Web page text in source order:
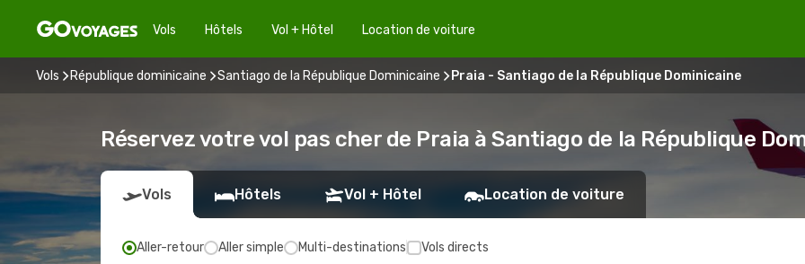
Vols Hôtels Vol + Hôtel Location de voiture
Vols République dominicaine Santiago de la République Dominicaine Praia - Santiago de la République Dominicaine
Réservez votre vol pas cher de Praia à Santiago de la République
Vols Hôtels Vol + Hôtel Location de voiture
Aller-retour Aller simple Multi-destinations Vols directs